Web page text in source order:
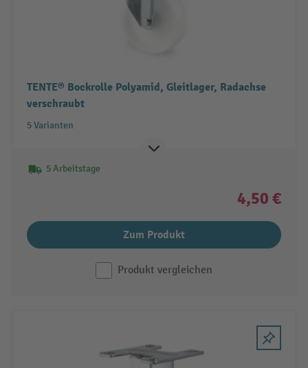
TENTE® Bockrolle Polyamid, Gleitlager, Radachse
verschraubt
5 Varianten
5 Arbeitstage
4,50 €
Zum Produkt
Produkt vergleichen